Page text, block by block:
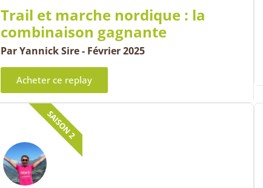
Trail et marche nordique : la
combinaison gagnante
Par Yannick Sire - Février 2025
Acheter ce replay
SAISON 2